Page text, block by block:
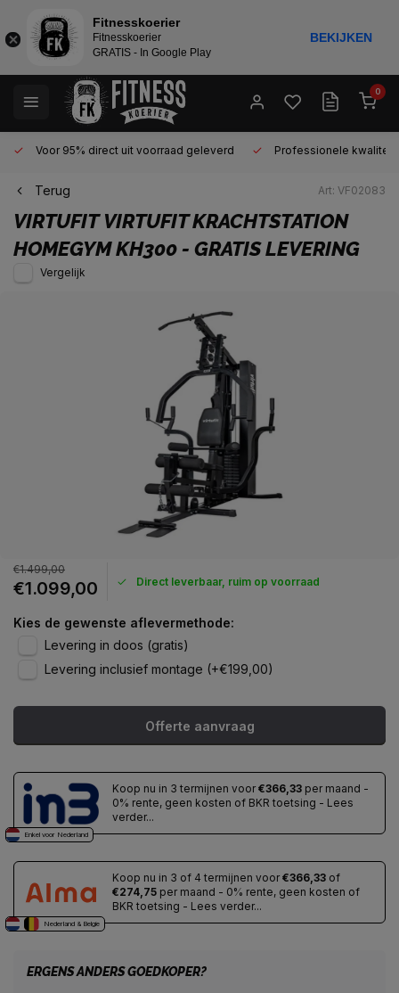
0
Voor 95% direct uit voorraad geleverd Professionele kwaliteit
Terug Art: VF02083
VIRTUFIT VIRTUFIT KRACHTSTATION
HOMEGYM KH300 - GRATIS LEVERING
Vergelijk
€1.499,00
€1.099,00 Direct leverbaar, ruim op voorraad
Kies de gewenste aflevermethode:
Levering in doos (gratis)
Levering inclusief montage (+€199,00)
Offerte aanvraag
Enkel voor Nederland
Koop nu in 3 termijnen voor €366,33 per maand -
0% rente, geen kosten of BKR toetsing - Lees
verder...
Nederland & Belgie
Koop nu in 3 of 4 termijnen voor €366,33 of
€274,75 per maand - 0% rente, geen kosten of
BKR toetsing - Lees verder...
ERGENS ANDERS GOEDKOPER?
Fitnesskoerier
Fitnesskoerier
GRATIS - In Google Play
BEKIJKEN